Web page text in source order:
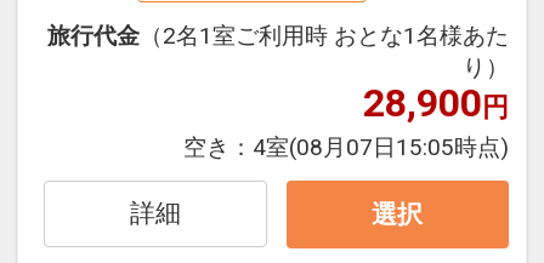
翌朝はゆっくりチェックアウト♪
●レイトチェックアウト12：00までご滞
設定期間：2026年4月1日～2026年9月
30日
旅行代金 （2名1室ご利用時 おとな1名様あた
り）
28,900円
空き： 4室(08月07日15:05時点)
詳細 選択